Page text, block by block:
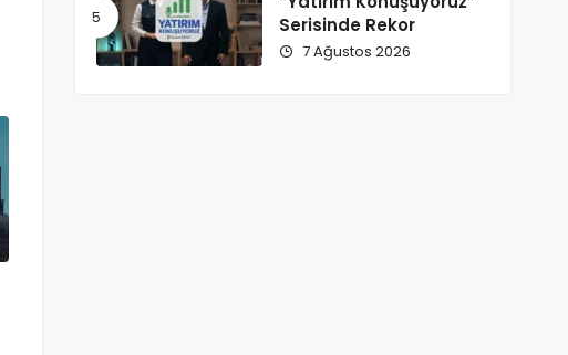
Serisinde Rekor
7 Ağustos 2026